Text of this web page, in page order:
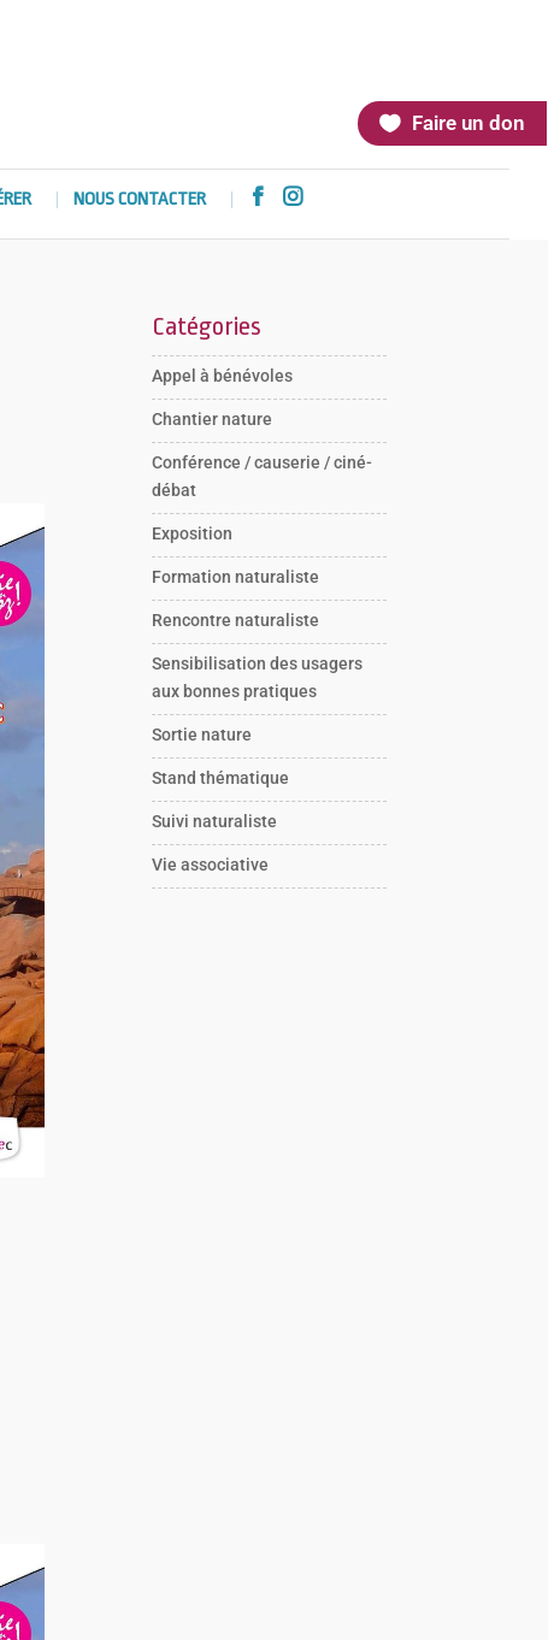
Faire un don
NOUS CONTACTER  
Catégories
Appel à bénévoles
Chantier nature
Conférence / causerie / ciné-
débat
Exposition
Formation naturaliste
Rencontre naturaliste
Sensibilisation des usagers
aux bonnes pratiques
Sortie nature
Stand thématique
Suivi naturaliste
Vie associative